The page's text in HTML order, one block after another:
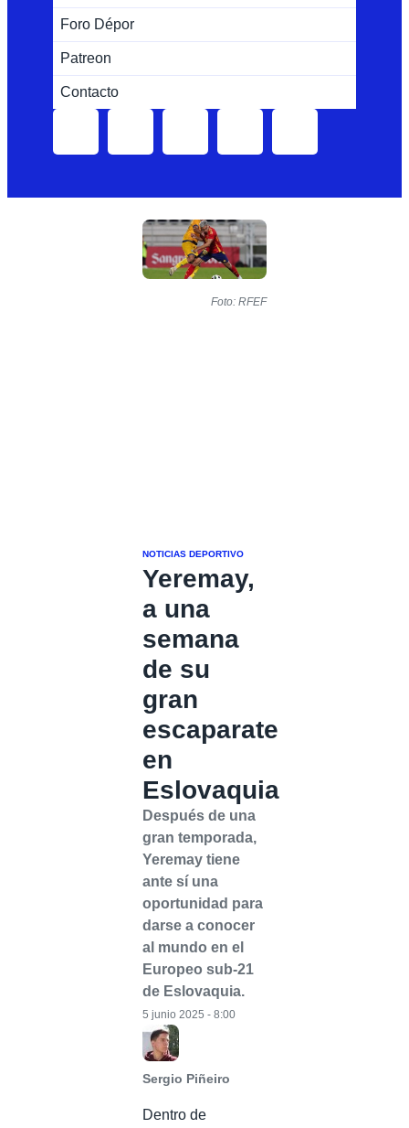
Foro Dépor
Patreon
Contacto
Foto: RFEF
NOTICIAS DEPORTIVO
Yeremay,
a una
semana
de su
gran
escaparate
en
Eslovaquia
Después de una
gran temporada,
Yeremay tiene
ante sí una
oportunidad para
darse a conocer
al mundo en el
Europeo sub-21
de Eslovaquia.
Sergio Piñeiro
5 junio 2025 - 8:00
Dentro de